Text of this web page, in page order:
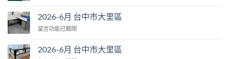
月
台
市
2026-6月 台中市大里區
在
月
留言功能已關閉
2026-6月 台中市大里區